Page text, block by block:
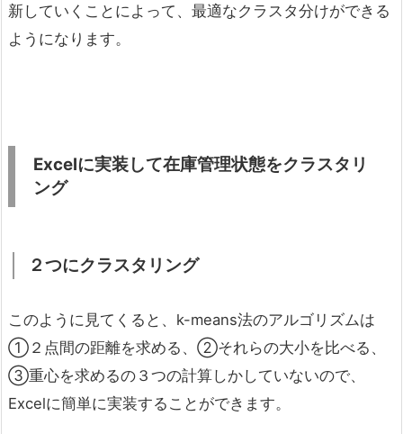
新していくことによって、最適なクラスタ分けができる
ようになります。
Excelに実装して在庫管理状態をクラスタリ
ング
２つにクラスタリング
このように見てくると、k-means法のアルゴリズムは
①２点間の距離を求める、②それらの大小を比べる、
③重心を求めるの３つの計算しかしていないので、
Excelに簡単に実装することができます。